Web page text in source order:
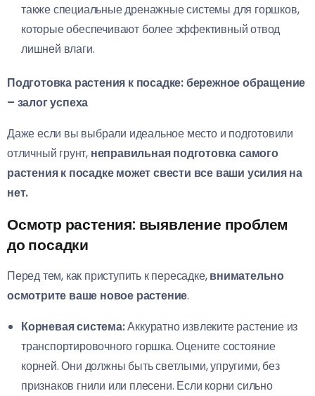
также специальные дренажные системы для горшков,
которые обеспечивают более эффективный отвод
лишней влаги.
Подготовка растения к посадке: бережное обращение
– залог успеха
Даже если вы выбрали идеальное место и подготовили
отличный грунт, неправильная подготовка самого
растения к посадке может свести все ваши усилия на
нет.
Осмотр растения: выявление проблем
до посадки
Перед тем, как приступить к пересадке,внимательно
осмотрите ваше новое растение.
Корневая система:Аккуратно извлеките растение из
транспортировочного горшка. Оцените состояние
корней. Они должны быть светлыми, упругими, без
признаков гнили или плесени. Если корни сильно